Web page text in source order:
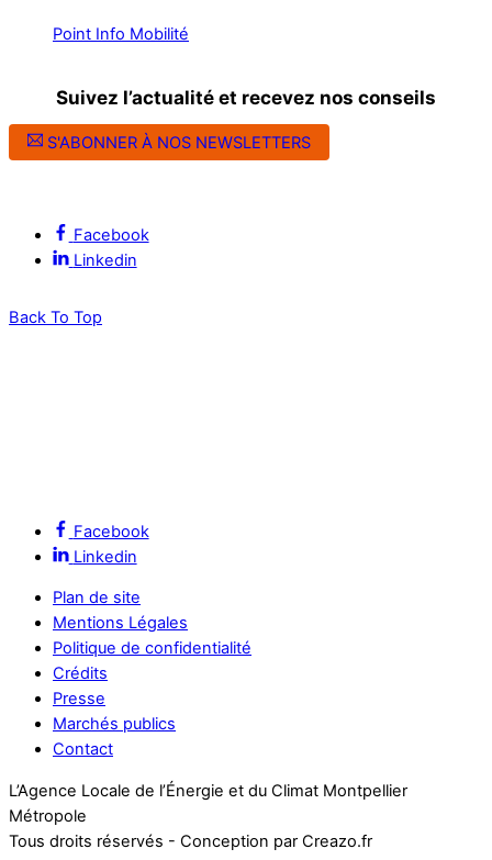
Point Info Mobilité
Suivez l’actualité et recevez nos conseils
S'ABONNER À NOS NEWSLETTERS
Facebook
Linkedin
Back To Top
Facebook
Linkedin
Plan de site
Mentions Légales
Politique de confidentialité
Crédits
Presse
Marchés publics
Contact
L’Agence Locale de l’Énergie et du Climat Montpellier
Métropole
Tous droits réservés - Conception par Creazo.fr